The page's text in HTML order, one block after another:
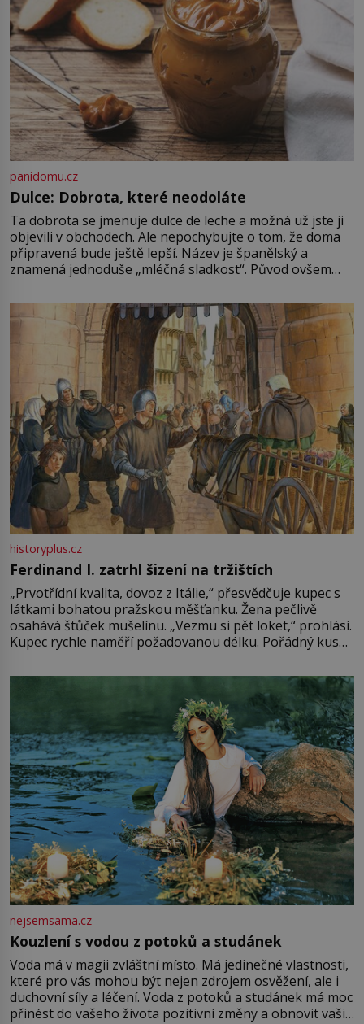
Sapanta, nedaleko hranic […]
panidomu.cz
Dulce: Dobrota, které neodoláte
Ta dobrota se jmenuje dulce de leche a možná už jste ji
objevili v obchodech. Ale nepochybujte o tom, že doma
připravená bude ještě lepší. Název je španělský a
znamená jednoduše „mléčná sladkost“. Původ ovšem
pře hned několik latinskoamerických zemí a k tomu
Francie, kde se traduje,
historyplus.cz
Ferdinand I. zatrhl šizení na tržištích
„Prvotřídní kvalita, dovoz z Itálie,“ přesvědčuje kupec s
látkami bohatou pražskou měšťanku. Žena pečlivě
osahává štůček mušelínu. „Vezmu si pět loket,“ prohlásí.
Kupec rychle naměří požadovanou délku. Pořádný kus
milostpaní. Stačí jenom na sukni,“ zhodnotí švadlena
množství růžového mušelínu. „Ošidili vás, podívejte.“
Vezme do ruky dřevěnou
nejsemsama.cz
Kouzlení s vodou z potoků a studánek
Voda má v magii zvláštní místo. Má jedinečné vlastnosti,
které pro vás mohou být nejen zdrojem osvěžení, ale i
duchovní síly a léčení. Voda z potoků a studánek má moc
přinést do vašeho života pozitivní změny a obnovit vaši